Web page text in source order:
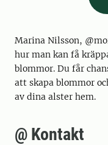
Marina Nilsson,
hur man kan få
blommor. Du får
att skapa blommor
av dina alster hem.
@ Kontakt